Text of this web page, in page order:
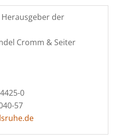
der
Cromm & Seiter
0
57